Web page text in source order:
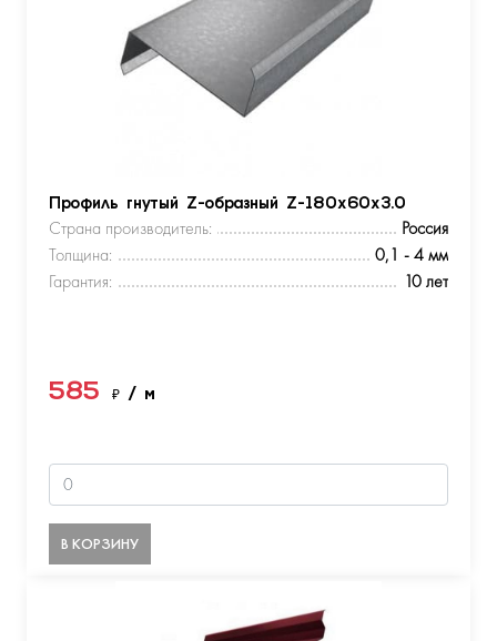
Профиль гнутый Z-образный Z-180х60х3.0
Страна производитель:
Россия
Толщина:
0,1 - 4 мм
Гарантия:
10 лет
585 ₽ / м
В КОРЗИНУ